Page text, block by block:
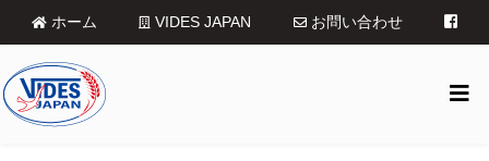
ホーム VIDES JAPAN お問い合わせ